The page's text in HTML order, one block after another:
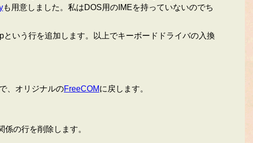
も用意しました。私はDOS用のIMEを持っていないのでち
いう行を追加します。以上でキーボードドライバの入換
、オリジナルのFreeCOMに戻します。
の行を削除します。